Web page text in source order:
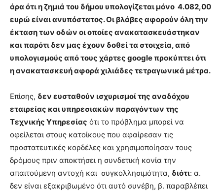
άρα ότι η ζημιά του δήμου υπολογίζεται μόνο 4.082,00
ευρώ είναι ανυπόστατος. Οι βλάβες αφορούν όλη την
έκταση των οδών οι οποίες ανακατασκευάστηκαν
και παρότι δεν μας έχουν δοθεί τα στοιχεία, από
υπολογισμούς από τους χάρτες google προκύπτει ότι
η ανακατασκευή αφορά χιλιάδες τετραγωνικά μέτρα.
Επίσης, δεν ευσταθούν ισχυρισμοί της αναδόχου
εταιρείας και υπηρεσιακών παραγόντων της
Τεχνικής Υπηρεσίας ότι το πρόβλημα μπορεί να
οφείλεται στους κατοίκους που αφαίρεσαν τις
προστατευτικές κορδέλες και χρησιμοποίησαν τους
δρόμους πριν αποκτήσει η συνδετική κονία την
απαιτούμενη αντοχή και συγκολλησιμότητα, διότι: α.
δεν είναι εξακριβωμένο ότι αυτό συνέβη, β. παραβλέπει